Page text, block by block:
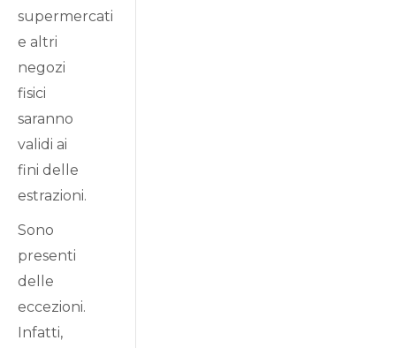
supermercati
e altri
negozi
fisici
saranno
validi ai
fini delle
estrazioni.
Sono
presenti
delle
eccezioni.
Infatti,